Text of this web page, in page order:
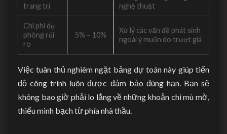
trang trí
nghệ thuật
Chi phí dự
phòng rủi
ro
5% – 10%
Xử lý các vấn đề phát sinh
ngoài ý muốn do trượt giá
Việc tuân thủ nghiêm ngặt bảng dự toán này giúp tiến
độ công trình luôn được đảm bảo đúng hạn. Bạn sẽ
không bao giờ phải lo lắng về những khoản chi mù mờ,
thiếu minh bạch từ phía nhà thầu.